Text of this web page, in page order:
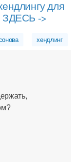
для
ЗДЕСЬ ->
хендлинг